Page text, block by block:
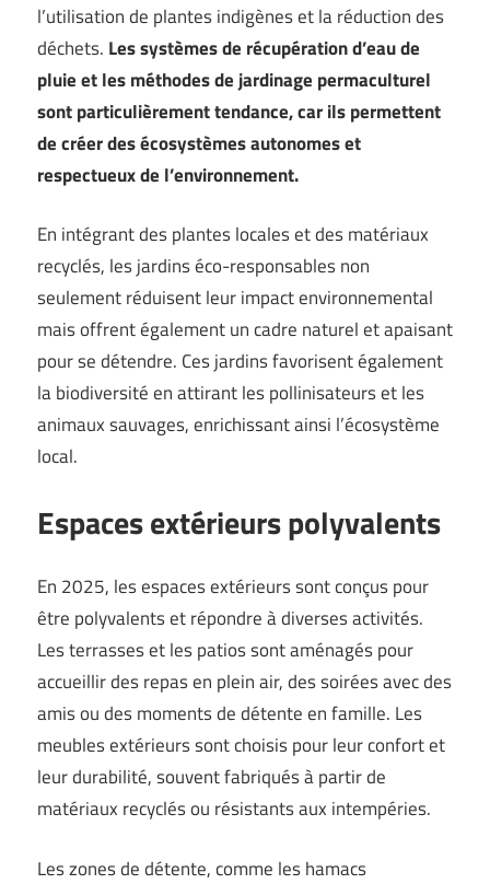
l’utilisation de plantes indigènes et la réduction des
déchets. Les systèmes de récupération d’eau de
pluie et les méthodes de jardinage permaculturel
sont particulièrement tendance, car ils permettent
de créer des écosystèmes autonomes et
respectueux de l’environnement.
En intégrant des plantes locales et des matériaux
recyclés, les jardins éco-responsables non
seulement réduisent leur impact environnemental
mais offrent également un cadre naturel et apaisant
pour se détendre. Ces jardins favorisent également
la biodiversité en attirant les pollinisateurs et les
animaux sauvages, enrichissant ainsi l’écosystème
local.
Espaces extérieurs polyvalents
En 2025, les espaces extérieurs sont conçus pour
être polyvalents et répondre à diverses activités.
Les terrasses et les patios sont aménagés pour
accueillir des repas en plein air, des soirées avec des
amis ou des moments de détente en famille. Les
meubles extérieurs sont choisis pour leur confort et
leur durabilité, souvent fabriqués à partir de
matériaux recyclés ou résistants aux intempéries.
Les zones de détente, comme les hamacs